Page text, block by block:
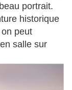
portrait.
historique
peut
salle sur